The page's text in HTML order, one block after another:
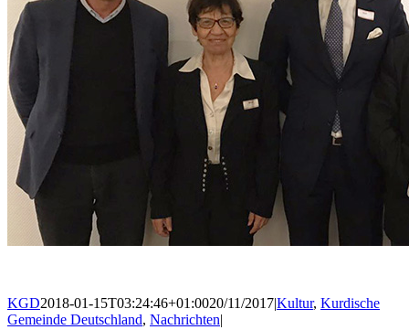
KGD2018-01-15T03:24:46+01:0020/11/2017|Kultur, Kurdische
Gemeinde Deutschland, Nachrichten|